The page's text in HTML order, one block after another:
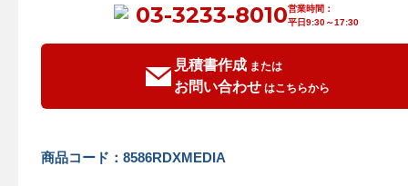
03-3233-8010営業時間：
平日9:30～17:30
見積書作成 または
お問い合わせ はこちらから
商品コード：8586RDXMEDIA